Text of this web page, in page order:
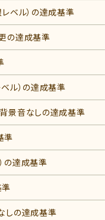
ベル）の達成基準
の達成基準
ル）の達成基準
景音なしの達成基準
準
の達成基準
しの達成基準